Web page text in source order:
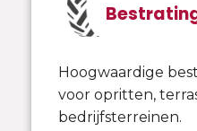
Hoogwaardige
voor opritten,
bedrijfsterreinen.